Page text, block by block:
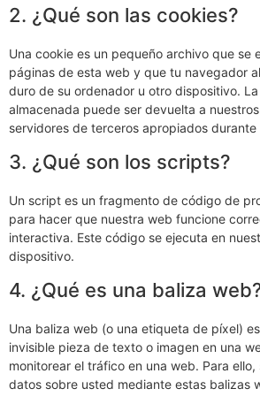
2. ¿Qué son las cookies?
Una cookie es un pequeño archivo que se
páginas de esta web y que tu navegador
duro de su ordenador u otro dispositivo.
almacenada puede ser devuelta a
servidores de terceros apropiados durante
3. ¿Qué son los scripts?
Un script es un fragmento de código de
para hacer que nuestra web funcione
interactiva. Este código se ejecuta en
dispositivo.
4. ¿Qué es una baliza
Una baliza web (o una etiqueta de píxel)
invisible pieza de texto o imagen en una
monitorear el tráfico en una web. Para
datos sobre usted mediante estas balizas